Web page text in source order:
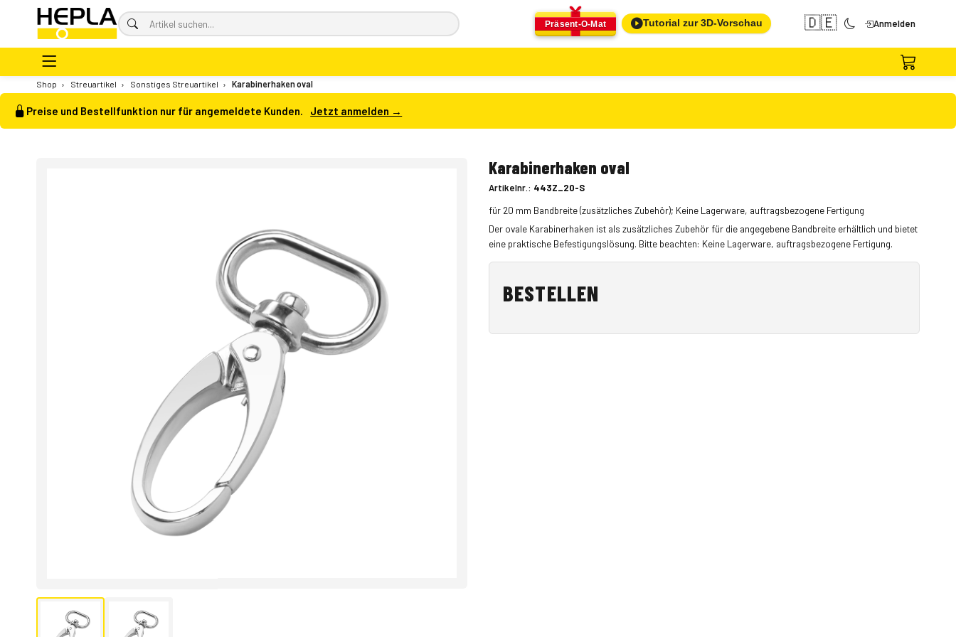
Präsent-O-Mat Tutorial zur 3D-Vorschau 🇩🇪 Anmelden
Shop › Streuartikel › Sonstiges Streuartikel › Karabinerhaken oval
Preise und Bestellfunktion nur für angemeldete Kunden. Jetzt anmelden →
Karabinerhaken oval
Artikelnr.: 443Z_20-S
für 20 mm Bandbreite (zusätzliches Zubehör); Keine Lagerware, auftragsbezogene Fertigung
Der ovale Karabinerhaken ist als zusätzliches Zubehör für die angegebene Bandbreite erhältlich und bietet
eine praktische Befestigungslösung. Bitte beachten: Keine Lagerware, auftragsbezogene Fertigung.
BESTELLEN